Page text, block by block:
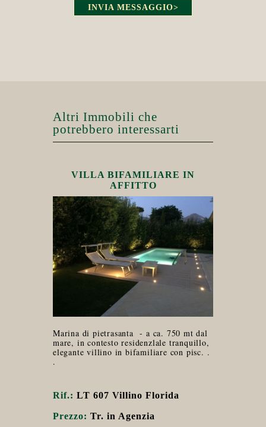
INVIA MESSAGGIO>
Altri Immobili che
potrebbero interessarti
VILLA BIFAMILIARE IN
AFFITTO
Marina di pietrasanta - a ca. 750 mt dal
mare, in contesto residenzlale tranquillo,
elegante villino in bifamiliare con pisc. .
.
Rif.: LT 607 Villino Florida
Prezzo: Tr. in Agenzia